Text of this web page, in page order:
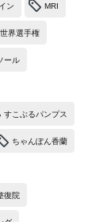
ン MRI
界選手権
ール
すこぶるパンプス
ちゃんぽん香蘭
復院